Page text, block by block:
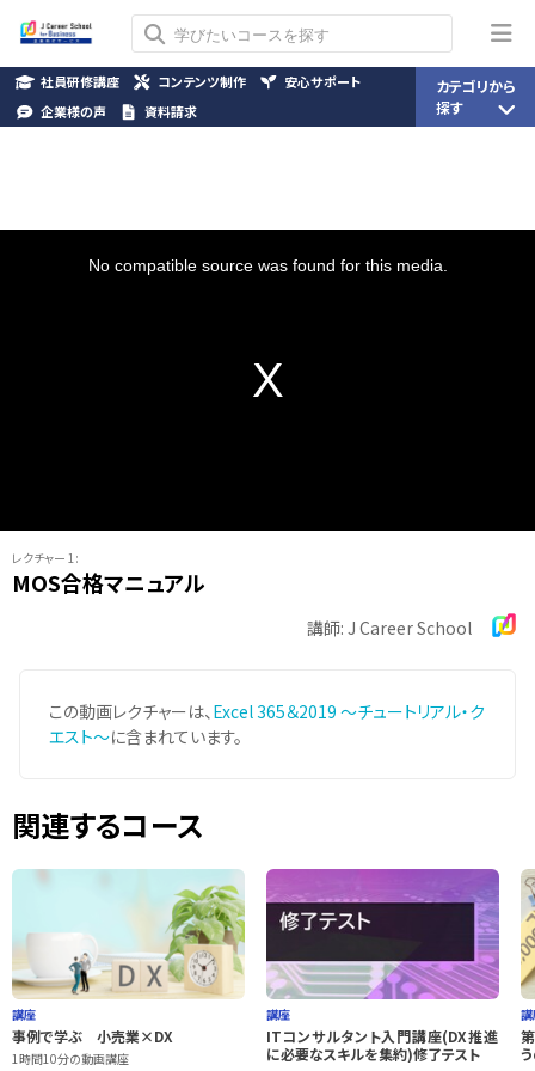
No compatible source was found for this media.
レクチャー 1:
MOS合格マニュアル
講師: J Career School
この動画レクチャーは、Excel 365＆2019 ～チュートリアル・ク
エスト～に含まれています。
関連するコース
講座
事例で学ぶ 小売業×DX
1時間10分の動画講座
講座
ITコンサルタント入門講座(DX推進
に必要なスキルを集約)修了テスト
社員研修講座 コンテンツ制作
安心サポート
企業様の声
資料請求
カテゴリから
探す